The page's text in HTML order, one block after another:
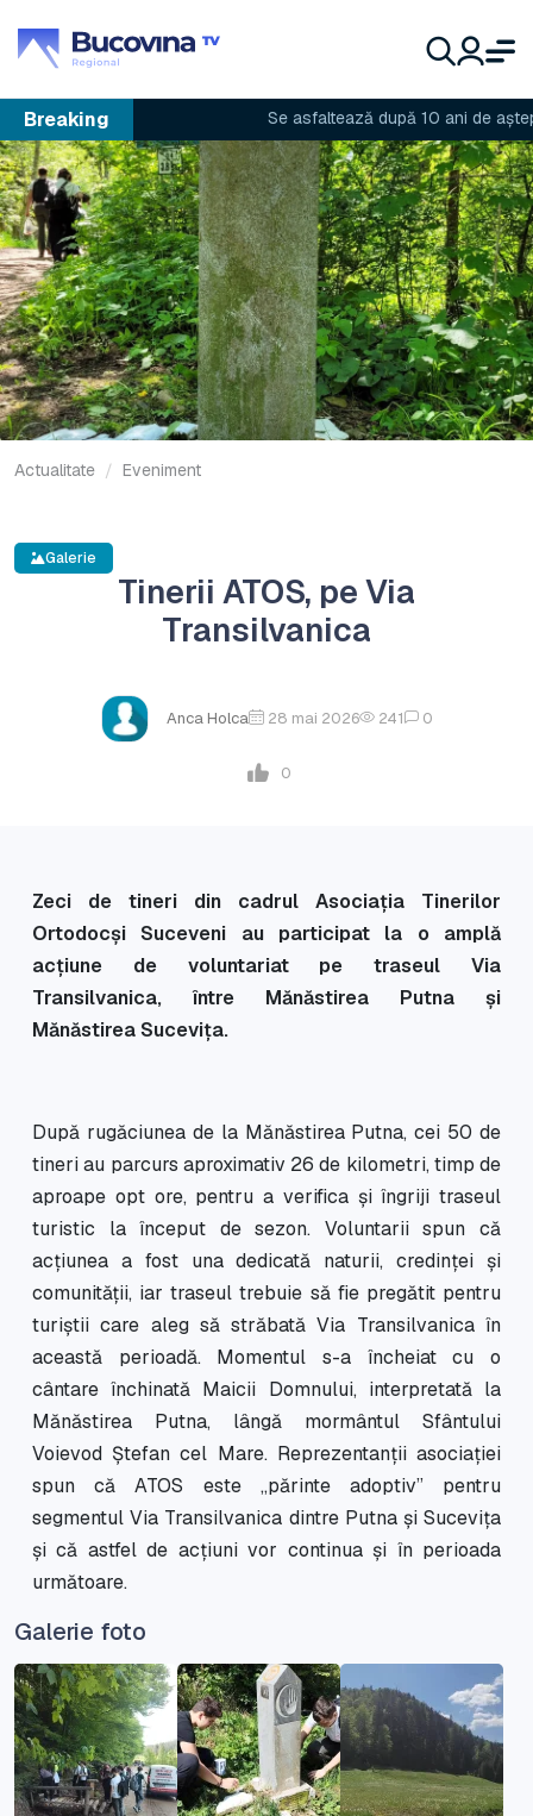
Breaking Se asfaltează după 10 ani de așteptare
Actualitate Eveniment
Galerie
Tinerii ATOS, pe Via
Transilvanica
Anca Holca 28 mai 2026 241 0
0
Zeci de tineri din cadrul Asociația Tinerilor
Ortodocși Suceveni au participat la o amplă
acțiune de voluntariat pe traseul Via
Transilvanica, între Mănăstirea Putna și
Mănăstirea Sucevița.
După rugăciunea de la Mănăstirea Putna, cei 50 de
tineri au parcurs aproximativ 26 de kilometri, timp de
aproape opt ore, pentru a verifica și îngriji traseul
turistic la început de sezon. Voluntarii spun că
acțiunea a fost una dedicată naturii, credinței și
comunității, iar traseul trebuie să fie pregătit pentru
turiștii care aleg să străbată Via Transilvanica în
această perioadă. Momentul s-a încheiat cu o
cântare închinată Maicii Domnului, interpretată la
Mănăstirea Putna, lângă mormântul Sfântului
Voievod Ștefan cel Mare. Reprezentanții asociației
spun că ATOS este „părinte adoptiv” pentru
segmentul Via Transilvanica dintre Putna și Sucevița
și că astfel de acțiuni vor continua și în perioada
următoare.
Galerie foto